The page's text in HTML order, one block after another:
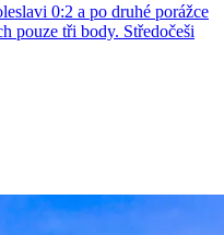
0:2 a po druhé porážce
pouze tři body. Středočeši